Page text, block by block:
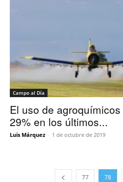
Campo al Día
El uso de
29% en los últimos...
Luis Márquez - 1 de octubre de 2019
77 78